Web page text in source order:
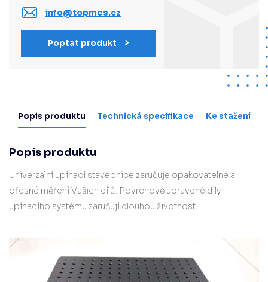
info@topmes.cz
Poptat produkt
Popis produktu Technická specifikace Ke stažení
Popis produktu
Univerzální upínací stavebnice zaručuje opakovatelné a
přesné měření Vašich dílů. Povrchově upravené díly
upínacího systému zaručují dlouhou životnost.